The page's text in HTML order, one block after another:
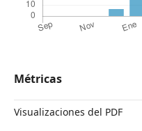
Métricas
Visualizaciones del PDF